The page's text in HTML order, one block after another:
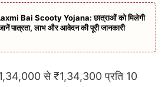
Bai Scooty Yojana: छात्राओं को मिलेगी
पात्रता, लाभ और आवेदन की पूरी जानकारी
से ₹1,34,300 प्रति 10